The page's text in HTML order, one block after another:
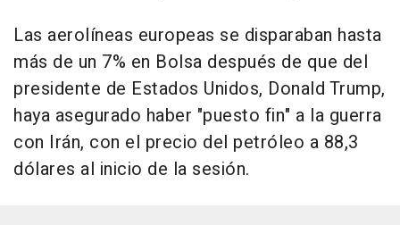
Las aerolíneas europeas se disparaban hasta
más de un 7% en Bolsa después de que del
presidente de Estados Unidos, Donald Trump,
haya asegurado haber "puesto fin" a la guerra
con Irán, con el precio del petróleo a 88,3
dólares al inicio de la sesión.